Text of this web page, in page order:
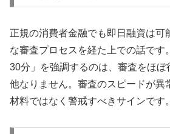
正規の消費者金融でも即日融資は可
な審査プロセスを経た上での話です
30分」を強調するのは、審査をほぼ
他なりません。審査のスピードが異
材料ではなく警戒すべきサインです。